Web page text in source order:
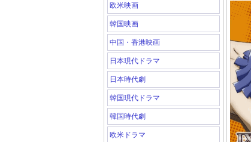
欧米映画
韓国映画
中国・香港映画
日本現代ドラマ
日本時代劇
韓国現代ドラマ
韓国時代劇
欧米ドラマ